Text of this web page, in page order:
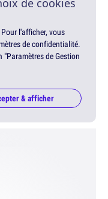
de cookies
l'afficher, vous
de confidentialité.
de Gestion
& afficher